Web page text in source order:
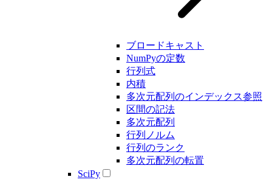
ブロードキャスト
NumPyの定数
行列式
内積
多次元配列のインデックス参照
区間の記法
多次元配列
行列ノルム
行列のランク
多次元配列の転置
SciPy